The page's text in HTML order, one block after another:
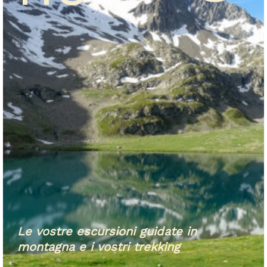
Le vostre escursioni guidate in
montagna e i vostri trekking